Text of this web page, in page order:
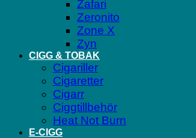
Zafari
Zeronito
Zone X
Zyn
CIGG & TOBAK
Cigariller
Cigaretter
Cigarr
Ciggtillbehör
Heat Not Burn
E-CIGG